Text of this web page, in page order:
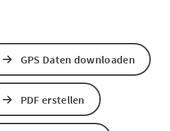
GPS Daten downloaden
PDF erstellen